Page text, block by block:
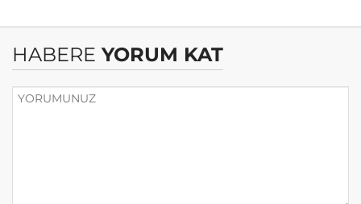
HABERE YORUM KAT